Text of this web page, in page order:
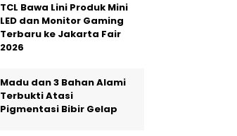
TCL Bawa Lini Produk Mini
LED dan Monitor Gaming
Terbaru ke Jakarta Fair
2026
Madu dan 3 Bahan Alami
Terbukti Atasi
Pigmentasi Bibir Gelap